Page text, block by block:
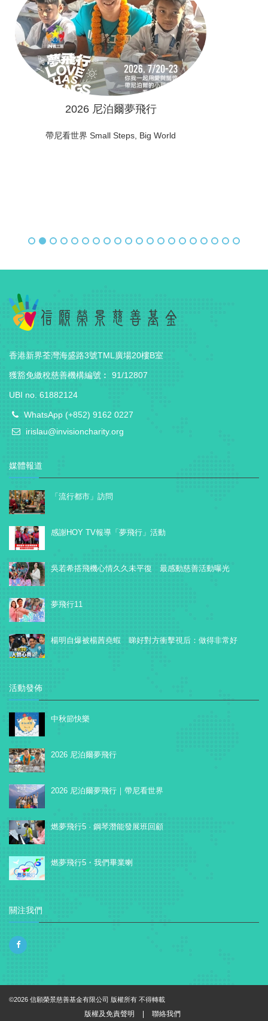
2026 尼泊爾夢飛行
帶尼看世界 Small Steps, Big World
香港新界荃灣海盛路3號TML廣場20樓B室
獲豁免繳稅慈善機構編號︰ 91/12807
UBI no. 61882124
WhatsApp (+852) 9162 0227
irislau@invisioncharity.org
媒體報道
「流行都市」訪問
感謝HOY TV報導「夢飛行」活動
吳若希搭飛機心情久久未平復 最感動慈善活動曝光
夢飛行11
楊明自爆被楊茜堯蝦 睇好對方衝擊視后：做得非常好
活動發佈
中秋節快樂
2026 尼泊爾夢飛行
2026 尼泊爾夢飛行｜帶尼看世界
燃夢飛行5 · 鋼琴潛能發展班回顧
燃夢飛行5・我們畢業喇
關注我們
©2026 信願榮景慈善基金有限公司 版權所有 不得轉載
版權及免責聲明 | 聯絡我們